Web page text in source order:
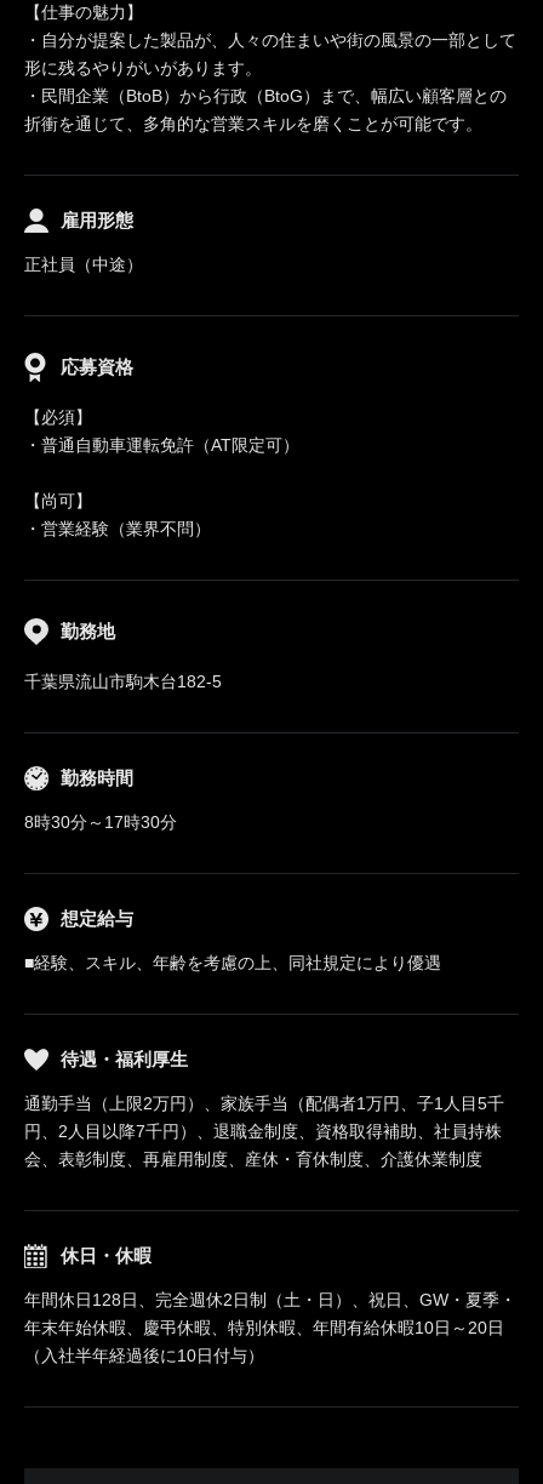
【仕事の魅力】
・自分が提案した製品が、人々の住まいや街の風景の一部として
形に残るやりがいがあります。
・民間企業（BtoB）から行政（BtoG）まで、幅広い顧客層との
折衝を通じて、多角的な営業スキルを磨くことが可能です。
雇用形態
正社員（中途）
応募資格
【必須】
・普通自動車運転免許（AT限定可）
【尚可】
・営業経験（業界不問）
勤務地
千葉県流山市駒木台182-5
勤務時間
8時30分～17時30分
想定給与
■経験、スキル、年齢を考慮の上、同社規定により優遇
待遇・福利厚生
通勤手当（上限2万円）、家族手当（配偶者1万円、子1人目5千
円、2人目以降7千円）、退職金制度、資格取得補助、社員持株
会、表彰制度、再雇用制度、産休・育休制度、介護休業制度
休日・休暇
年間休日128日、完全週休2日制（土・日）、祝日、GW・夏季・
年末年始休暇、慶弔休暇、特別休暇、年間有給休暇10日～20日
（入社半年経過後に10日付与）